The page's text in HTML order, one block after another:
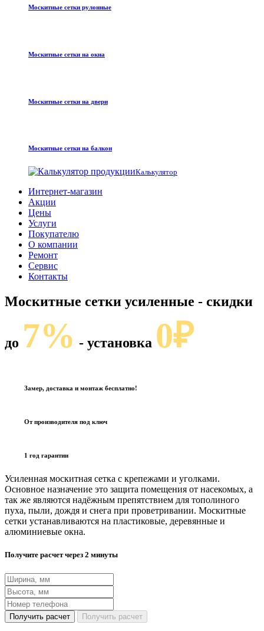
Москитные сетки рулонные
Москитные сетки на окна
Москитные сетки на двери
Москитные сетки на балкон
Калькулятор
Интернет-магазин
Акции
Цены
Услуги
Покупателю
О компании
Ремонт
Сервис
Контакты
Москитные сетки усиленные - скидки
до 7% - установка 0₽
Замер, доставка и монтаж бесплатно!
От производителя под ключ
1 год гарантии
Усиленная москитная сетка с крепежами и уголками.
Основное назначение это защита помещения от насекомых, а
так же являются надёжным препятствием для тополиного
пуха, пыли, дождя и снега при проветривании. Москитные
сетки устанавливаются на пластиковые, деревянные и
алюминиевые окна.
Получите расчет через 2 минуты
Получить расчет Получить расчет